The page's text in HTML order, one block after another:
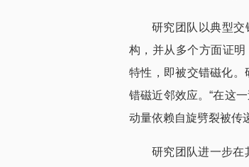
研究团队以典型交
构，并从多个方面证
特性，即被交错磁化
错磁近邻效应。“在这
动量依赖自旋劈裂被传
研究团队进一步在